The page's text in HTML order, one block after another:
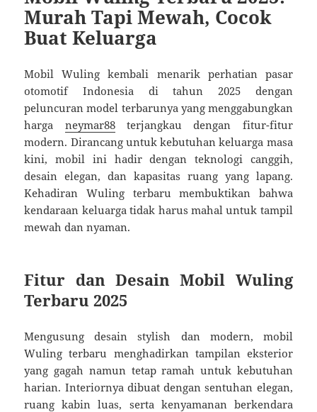
Murah Tapi Mewah, Cocok
Buat Keluarga
Mobil Wuling kembali menarik perhatian pasar
otomotif Indonesia di tahun 2025 dengan
peluncuran model terbarunya yang menggabungkan
harga neymar88terjangkau dengan fitur-fitur
modern. Dirancang untuk kebutuhan keluarga masa
kini, mobil ini hadir dengan teknologi canggih,
desain elegan, dan kapasitas ruang yang lapang.
Kehadiran Wuling terbaru membuktikan bahwa
kendaraan keluarga tidak harus mahal untuk tampil
mewah dan nyaman.
Fitur dan Desain Mobil Wuling
Terbaru 2025
Mengusung desain stylish dan modern, mobil
Wuling terbaru menghadirkan tampilan eksterior
yang gagah namun tetap ramah untuk kebutuhan
harian. Interiornya dibuat dengan sentuhan elegan,
ruang kabin luas, serta kenyamanan berkendara